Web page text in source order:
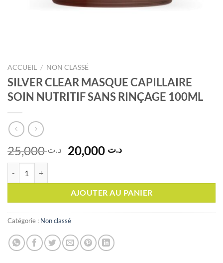
ACCUEIL / NON CLASSÉ
SILVER CLEAR MASQUE CAPILLAIRE
SOIN NUTRITIF SANS RINÇAGE 100ML
د.ت25,000
Le
prix
était :
د.ت 25,000.
د.تLe
est :
AJOUTER AU PANIER
Catégorie : Non classé